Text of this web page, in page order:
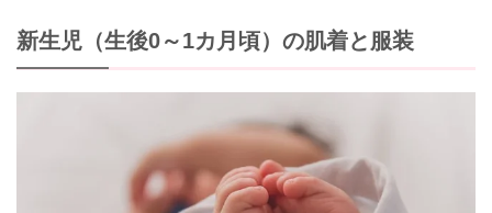
新生児（生後0～1カ月頃）の肌着と服装